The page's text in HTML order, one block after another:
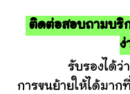
ติดต่อสอบถามบริ
ง่
รับรองได้ว่าเร
การขนย้ายให้ได้มา